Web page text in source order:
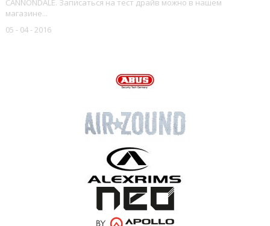
магазине...
05 - 04 - 2016